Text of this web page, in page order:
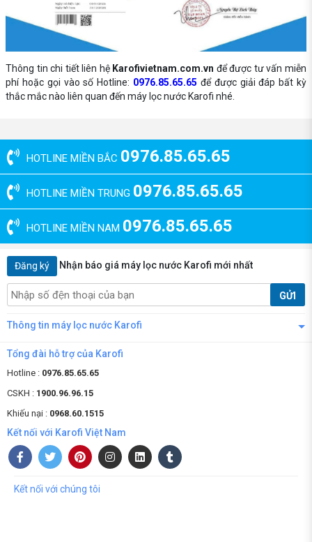
Thông tin chi tiết liên hệ Karofivietnam.com.vn để được tư vấn miễn
phí hoặc gọi vào số Hotline: 0976.85.65.65 để được giải đáp bất kỳ
thắc mắc nào liên quan đến máy lọc nước Karofi nhé.
HOTLINE MIỀN BẮC 0976.85.65.65
HOTLINE MIỀN TRUNG 0976.85.65.65
HOTLINE MIỀN NAM 0976.85.65.65
Đăng ký Nhận báo giá máy lọc nước Karofi mới nhất
GỬI
Thông tin máy lọc nước Karofi
Tổng đài hỗ trợ của Karofi
Hotline : 0976.85.65.65
CSKH : 1900.96.96.15
Khiếu nại : 0968.60.1515
Kết nối với Karofi Việt Nam
Kết nối với chúng tôi